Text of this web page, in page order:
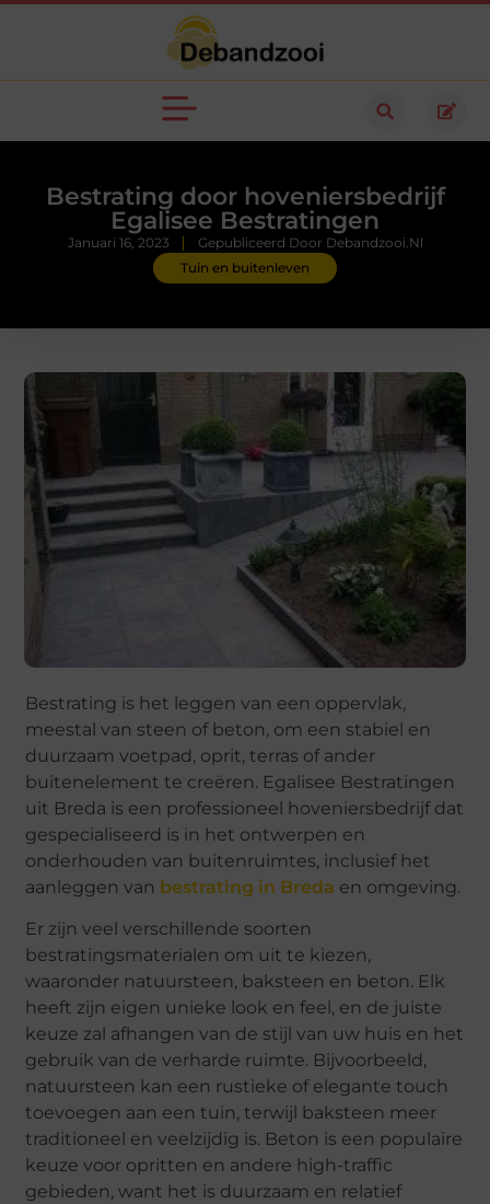
Bestrating door hoveniersbedrijf
Egalisee Bestratingen
Tuin en buitenleven
Januari 16, 2023 Gepubliceerd Door Debandzooi.nl
Bestrating is het leggen van een oppervlak,
meestal van steen of beton, om een stabiel en
duurzaam voetpad, oprit, terras of ander
buitenelement te creëren. Egalisee Bestratingen
uit Breda is een professioneel hoveniersbedrijf dat
gespecialiseerd is in het ontwerpen en
onderhouden van buitenruimtes, inclusief het
aanleggen van bestrating in Breda en omgeving.
Er zijn veel verschillende soorten
bestratingsmaterialen om uit te kiezen,
waaronder natuursteen, baksteen en beton. Elk
heeft zijn eigen unieke look en feel, en de juiste
keuze zal afhangen van de stijl van uw huis en het
gebruik van de verharde ruimte. Bijvoorbeeld,
natuursteen kan een rustieke of elegante touch
toevoegen aan een tuin, terwijl baksteen meer
traditioneel en veelzijdig is. Beton is een populaire
keuze voor opritten en andere high-traffic
gebieden, want het is duurzaam en relatief